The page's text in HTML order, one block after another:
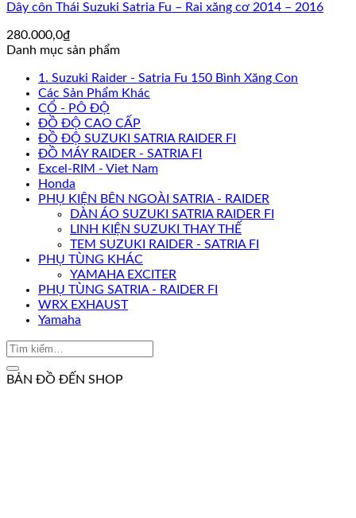
Dây côn Thái Suzuki Satria Fu – Rai xăng cơ 2014 – 2016
280.000,0₫
Danh mục sản phẩm
1. Suzuki Raider - Satria Fu 150 Bình Xăng Con
Các Sản Phẩm Khác
CỔ - PÔ ĐỘ
ĐỒ ĐỘ CAO CẤP
ĐỒ ĐỘ SUZUKI SATRIA RAIDER FI
ĐỒ MÁY RAIDER - SATRIA FI
Excel-RIM - Viet Nam
Honda
PHỤ KIỆN BÊN NGOÀI SATRIA - RAIDER
DÀN ÁO SUZUKI SATRIA RAIDER FI
LINH KIỆN SUZUKI THAY THẾ
TEM SUZUKI RAIDER - SATRIA FI
PHỤ TÙNG KHÁC
YAMAHA EXCITER
PHỤ TÙNG SATRIA - RAIDER FI
WRX EXHAUST
Yamaha
BẢN ĐỒ ĐẾN SHOP